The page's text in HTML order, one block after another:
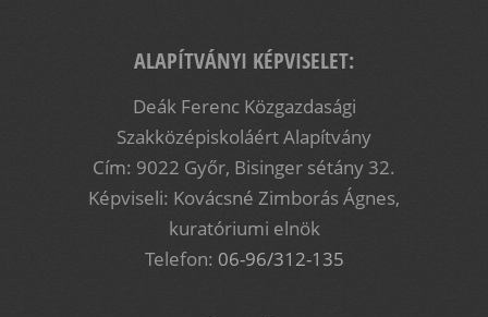
2
ALAPÍTVÁNYI KÉPVISELET:
Deák Ferenc Közgazdasági
Szakközépiskoláért Alapítvány
Cím: 9022 Győr, Bisinger sétány 32.
Képviseli: Kovácsné Zimborás Ágnes,
kuratóriumi elnök
Telefon: 06-96/312-135